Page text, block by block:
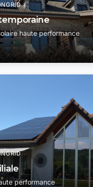
haute performance
performance